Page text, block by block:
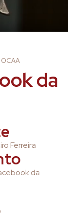
OCAA
da
Ferreira
da